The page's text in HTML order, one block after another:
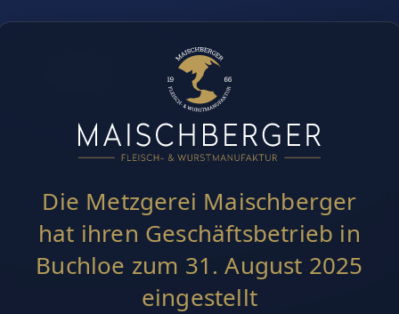
Die Metzgerei Maischberger
hat ihren Geschäftsbetrieb in
Buchloe zum 31. August 2025
eingestellt